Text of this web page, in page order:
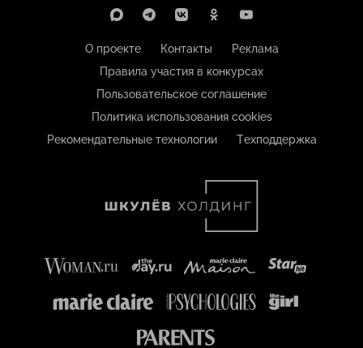
О проекте Контакты
Реклама
Правила участия в конкурсах
Пользовательское соглашение
Политика использования cookies
Рекомендательные технологии
Техподдержка